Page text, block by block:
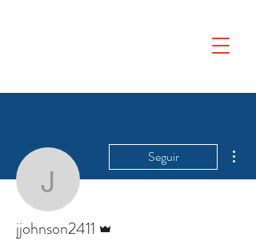
jjohnson2411
Seguir
jjohnson2411